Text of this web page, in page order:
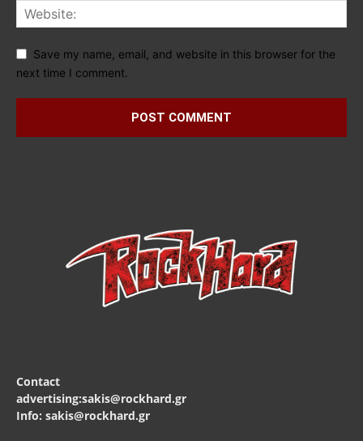
Save my name, email, and website in this browser for the
next time I comment.
Contact
advertising:sakis@rockhard.gr
Info: sakis@rockhard.gr